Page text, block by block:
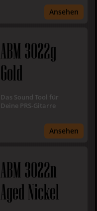
Ansehen
ABM 3022g
Gold
Das Sound Tool für
Deine PRS-Gitarre
Ansehen
ABM 3022n
Aged Nickel